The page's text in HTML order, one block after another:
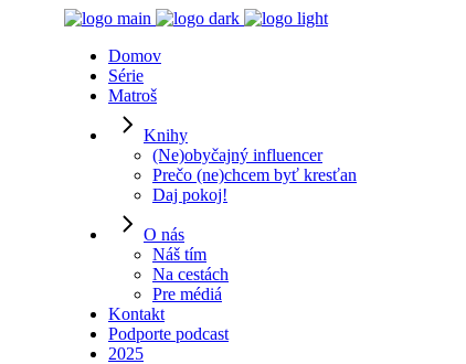
Domov
Série
Matroš
Knihy
(Ne)obyčajný influencer
Prečo (ne)chcem byť kresťan
Daj pokoj!
O nás
Náš tím
Na cestách
Pre médiá
Kontakt
Podporte podcast
2025